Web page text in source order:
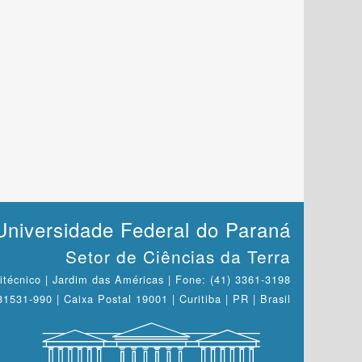
Federal do Paraná
Setor de Ciências da Terra
| Jardim das Américas | Fone: (41) 3361-3198
990 | Caixa Postal 19001 | Curitiba | PR | Brasil